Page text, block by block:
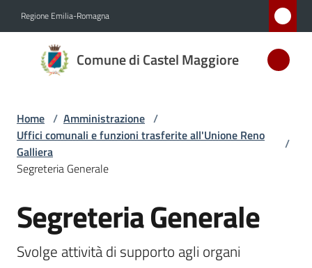
Regione Emilia-Romagna
Comune di Castel Maggiore
Comune
di Castel
D'ARGENTO
AL MERITO
CIVILE
Amministrazione
Menu selezionato
Novità
Home / Amministrazione /
Uffici comunali e funzioni trasferite all'Unione Reno
Galliera
/
Segreteria Generale
Salta al contenuto
Segreteria Generale
Svolge attività di supporto agli organi